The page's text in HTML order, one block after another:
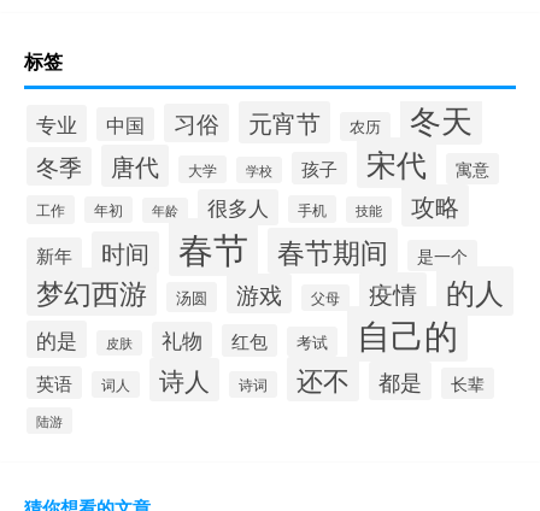
标签
专业 中国 习俗 元宵节 农历 冬天
冬季 唐代 大学 学校 孩子 宋代 寓意
工作 年初 年龄 很多人 手机 技能 攻略
新年 时间 春节 春节期间 是一个
梦幻西游 汤圆 游戏 父母 疫情 的人
的是 皮肤 礼物 红包 考试 自己的
英语 词人 诗人 诗词 还不 都是 长辈
陆游